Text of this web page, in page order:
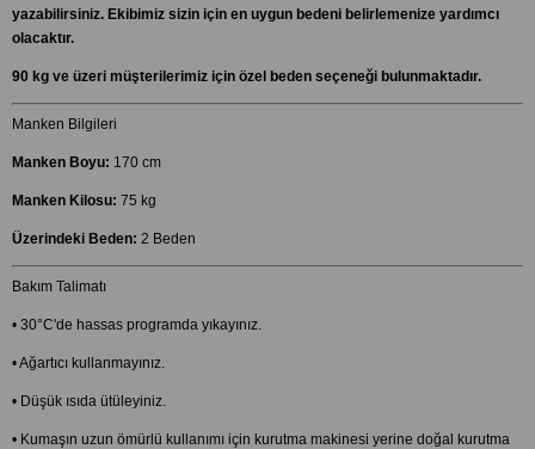
yazabilirsiniz. Ekibimiz sizin için en uygun bedeni belirlemenize yardımcı
olacaktır.
90 kg ve üzeri müşterilerimiz için özel beden seçeneği bulunmaktadır.
Manken Bilgileri
Manken Boyu: 170 cm
Manken Kilosu: 75 kg
Üzerindeki Beden: 2 Beden
Bakım Talimatı
• 30°C'de hassas programda yıkayınız.
• Ağartıcı kullanmayınız.
• Düşük ısıda ütüleyiniz.
• Kumaşın uzun ömürlü kullanımı için kurutma makinesi yerine doğal kurutma